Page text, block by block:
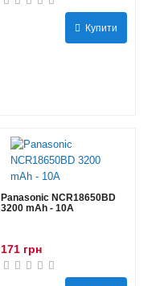
Купити
Panasonic NCR18650BD
3200 mAh - 10А
171 грн